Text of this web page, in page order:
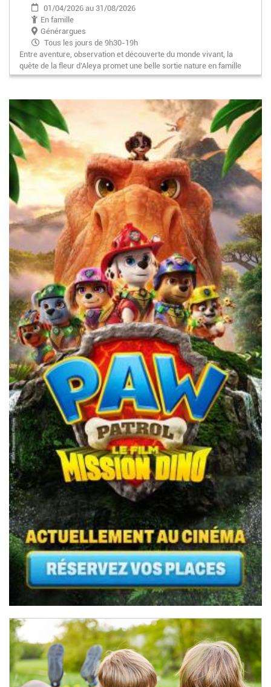
01/04/2026 au 31/08/2026
En famille
Générargues
Tous les jours de 9h30-19h
Entre aventure, observation et découverte du monde vivant, la
quête de la fleur d’Aleya promet une belle sortie nature en famille